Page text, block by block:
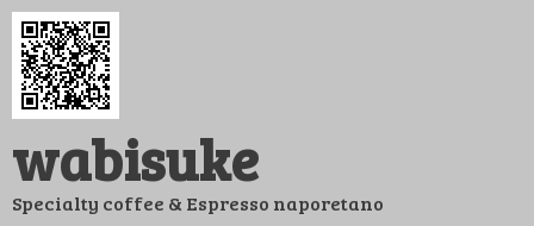
コ
ン
ツ
ス
wabisuke
Specialty coffee & Espresso naporetano